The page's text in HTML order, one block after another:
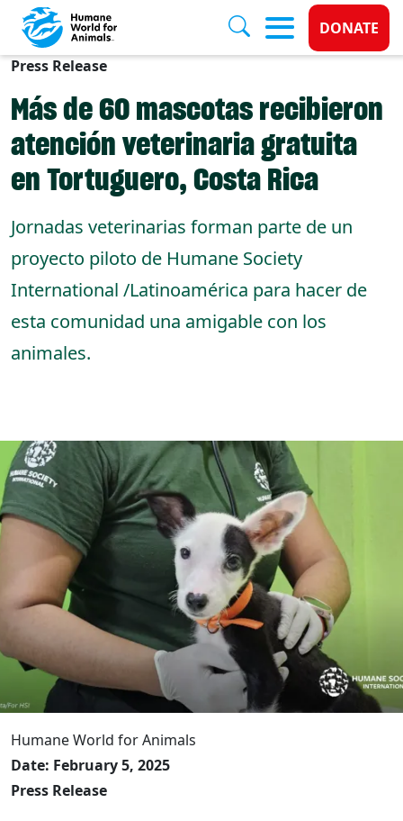
Skip to main content
Donate
DONATE
Press Release
Más de 60 mascotas recibieron
atención veterinaria gratuita
en Tortuguero, Costa Rica
Jornadas veterinarias forman parte de un
proyecto piloto de Humane Society
International /Latinoamérica para hacer de
esta comunidad una amigable con los
animales.
Humane World for Animals
Date: February 5, 2025
Press Release